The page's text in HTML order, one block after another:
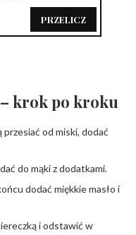
PRZELICZ
krok po kroku
przesiać od miski, dodać
do mąki z dodatkami.
dodać miękkie masło i
i odstawić w